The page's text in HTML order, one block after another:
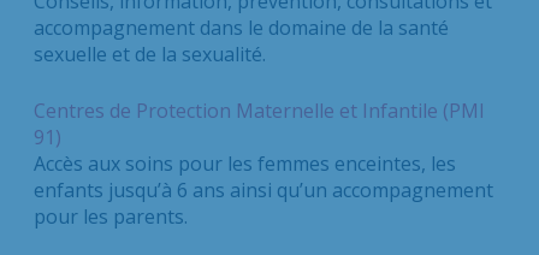
accompagnement dans le domaine de la santé
sexuelle et de la sexualité.
Centres de Protection Maternelle et Infantile (PMI
91)
Accès aux soins pour les femmes enceintes, les
enfants jusqu’à 6 ans ainsi qu’un accompagnement
pour les parents.